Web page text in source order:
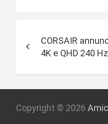
v
i
g
CORSAIR
4K e QHD 240 Hz
Copyright © 2026